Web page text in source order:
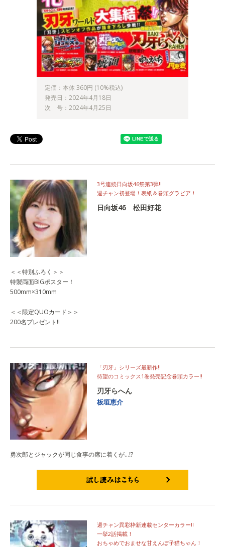
定価：本体 360円 (10%税込)
発売日：2024年4月18日
次 号：2024年4月25日
3号連続日向坂46祭第3弾‼
週チャン初登場！表紙＆巻頭グラビア！
日向坂46 松田好花
＜＜特別ふろく＞＞
特製両面BIGポスター！
500mm×310mm
＜＜限定QUOカード＞＞
200名プレゼント!!
「刃牙」シリーズ最新作‼
待望のコミックス1巻発売記念巻頭カラー‼
刃牙らへん
板垣恵介
勇次郎とジャックが同じ食事の席に着くが…⁉
週チャン異彩枠新連載センターカラー‼
一挙2話掲載！
おちゃめでおませな甘えんぼ子猫ちゃん！